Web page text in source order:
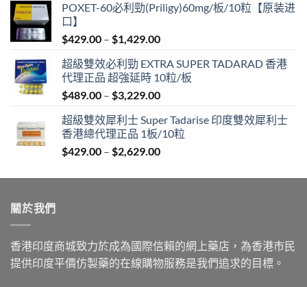
POXET-60必利勁(Priligy)60mg/板/10粒【原装进
口】
$429.00 – $1,429.00Price
$429.00
through
$1,429.00
超級雙效必利勁 EXTRA SUPER TADARAD 香港
代理正品 超強延時 10粒/板
$489.00 – $3,229.00Price
$489.00
through
$3,229.00
超級雙效犀利士 Super Tadarise 印度雙效犀利士
香港總代理正品 1板/10粒
$429.00 – $2,629.00Price
$429.00
關於我們
香港印度商城致力於成為國際信賴的網上藥店，為香港市民
提供印度平價仿製藥的在線購物服務是我們追求的目標。